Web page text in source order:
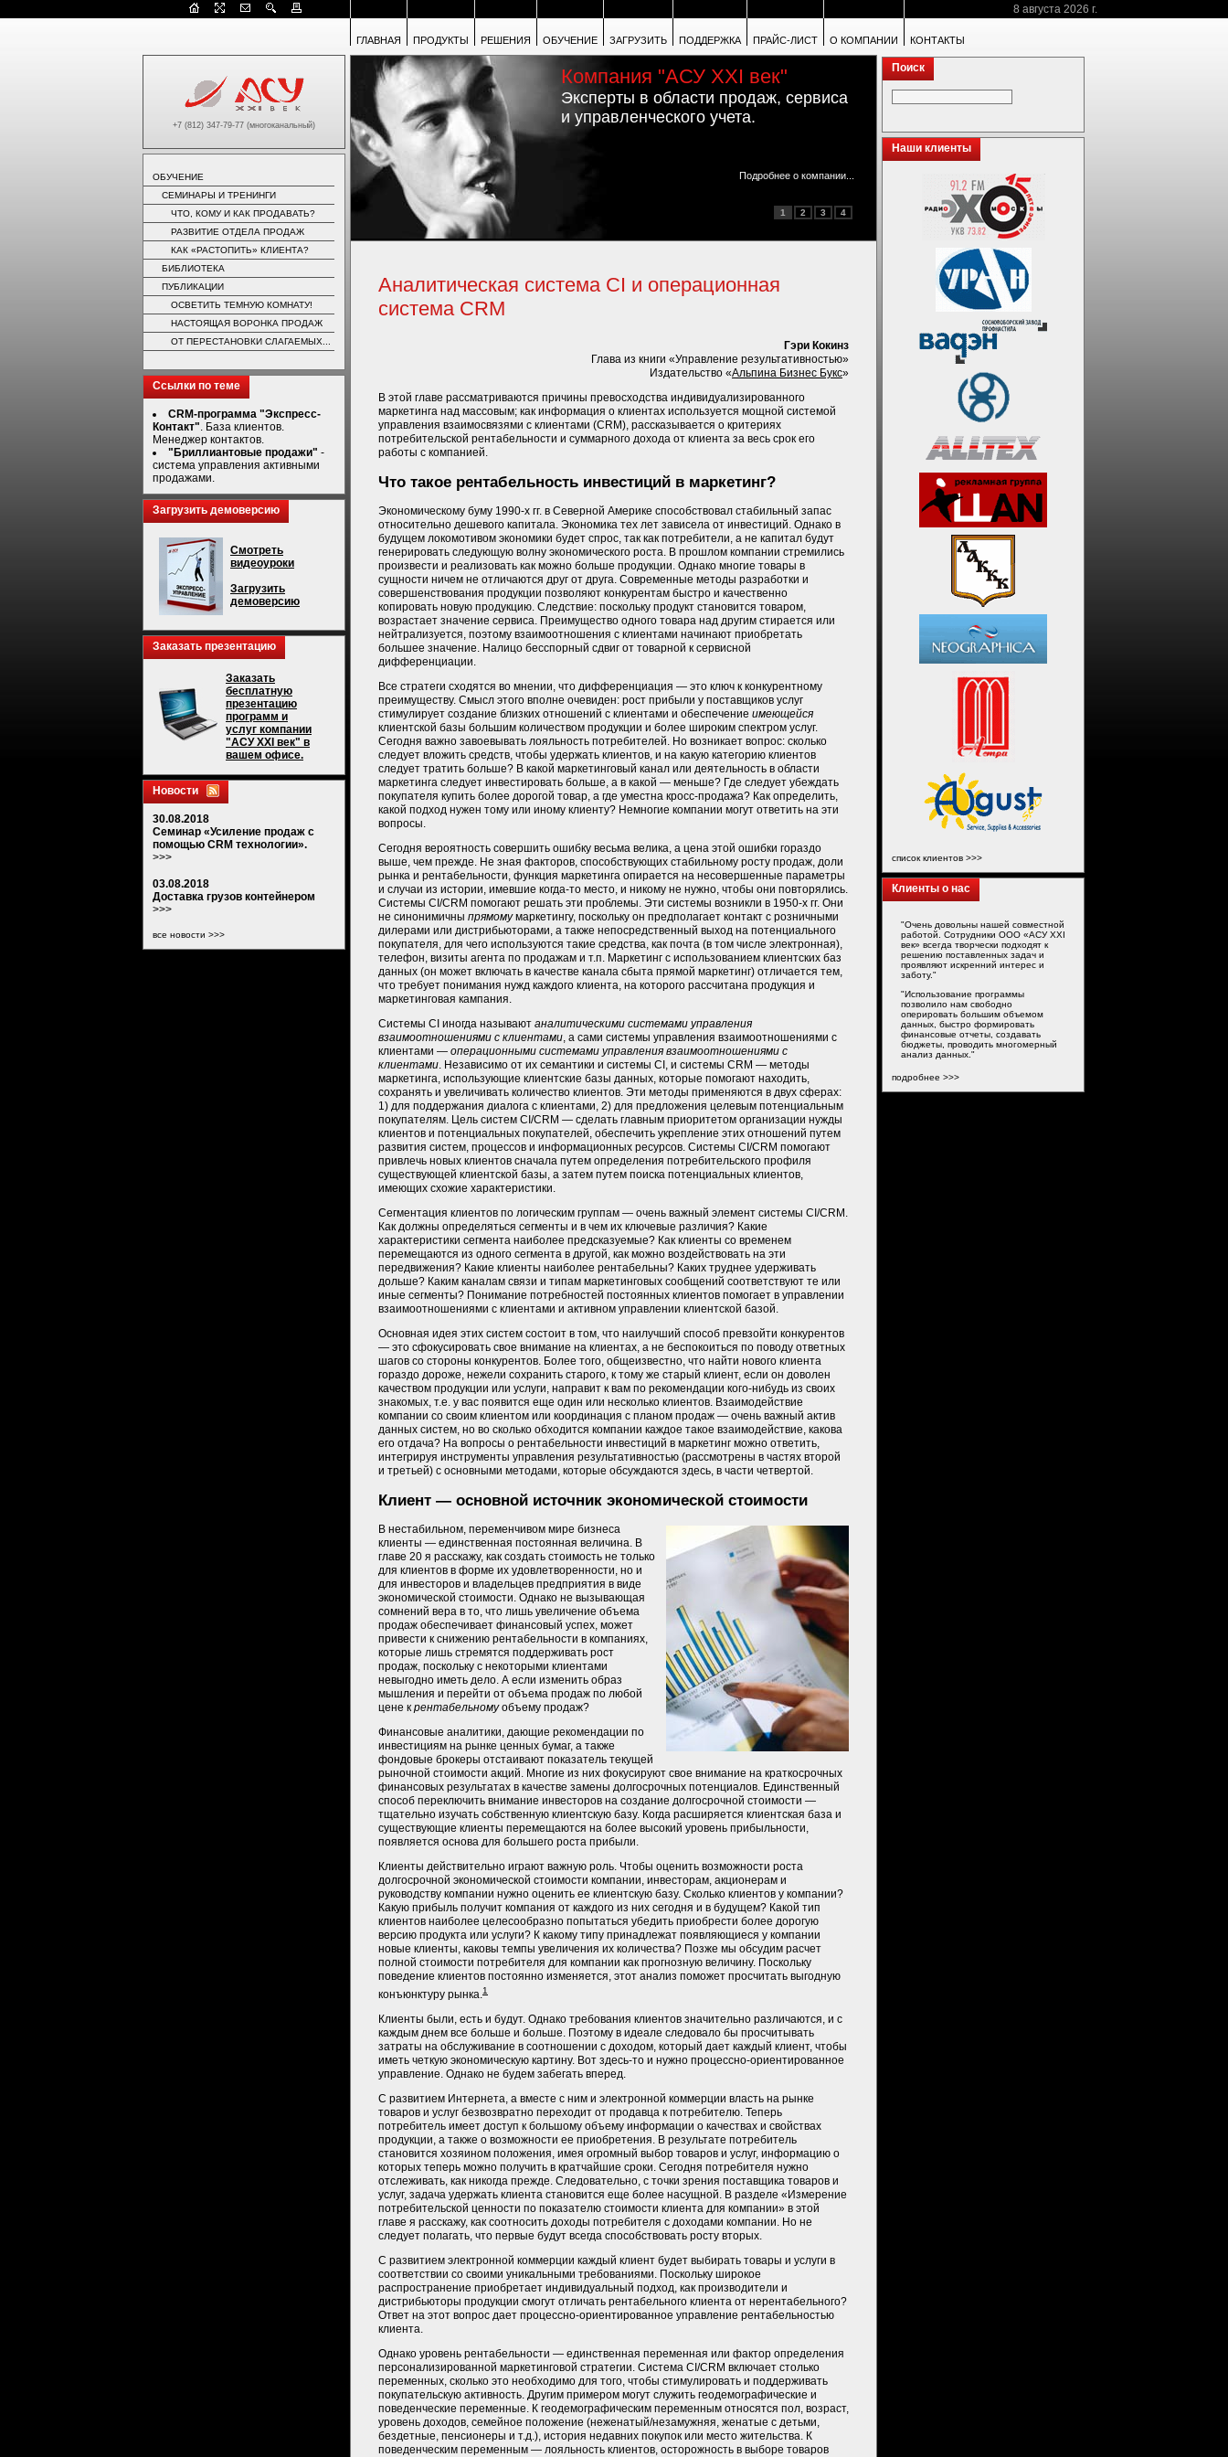
8 августа 2026 г.
ГЛАВНАЯ ПРОДУКТЫ РЕШЕНИЯ ОБУЧЕНИЕ ЗАГРУЗИТЬ ПОДДЕРЖКА ПРАЙС-ЛИСТ О КОМПАНИИ КОНТАКТЫ
+7 (812) 347-79-77 (многоканальный)
ОБУЧЕНИЕ
СЕМИНАРЫ И ТРЕНИНГИ
ЧТО, КОМУ И КАК ПРОДАВАТЬ?
РАЗВИТИЕ ОТДЕЛА ПРОДАЖ
КАК «РАСТОПИТЬ» КЛИЕНТА?
БИБЛИОТЕКА
ПУБЛИКАЦИИ
ОСВЕТИТЬ ТЕМНУЮ КОМНАТУ!
НАСТОЯЩАЯ ВОРОНКА ПРОДАЖ
ОТ ПЕРЕСТАНОВКИ СЛАГАЕМЫХ...
Ссылки по теме
CRM-программа "Экспресс-
Контакт". База клиентов.
Менеджер контактов.
"Бриллиантовые продажи" -
система управления активными
продажами.
Загрузить демоверсию
Смотреть
видеоуроки
Загрузить
демоверсию
Заказать презентацию
Заказать
бесплатную
презентацию
программ и
услуг компании
"АСУ XXI век" в
вашем офисе.
Новости
30.08.2018
Семинар «Усиление продаж с
помощью CRM технологии».
>>>
03.08.2018
Доставка грузов контейнером
>>>
все новости >>>
Компания "АСУ XXI век"
Эксперты в области продаж, сервиса
и управленческого учета.
Подробнее о компании...
1 2 3 4
Аналитическая система CI и операционная
система CRM
Гэри Кокинз
Глава из книги «Управление результативностью»
Издательство «Альпина Бизнес Букс»
В этой главе рассматриваются причины превосходства индивидуализированного
маркетинга над массовым; как информация о клиентах используется мощной системой
управления взаимосвязями с клиентами (CRM), рассказывается о критериях
потребительской рентабельности и суммарного дохода от клиента за весь срок его
работы с компанией.
Что такое рентабельность инвестиций в маркетинг?
Экономическому буму 1990-х гг. в Северной Америке способствовал стабильный запас
относительно дешевого капитала. Экономика тех лет зависела от инвестиций. Однако в
будущем локомотивом экономики будет спрос, так как потребители, а не капитал будут
генерировать следующую волну экономического роста. В прошлом компании стремились
произвести и реализовать как можно больше продукции. Однако многие товары в
сущности ничем не отличаются друг от друга. Современные методы разработки и
совершенствования продукции позволяют конкурентам быстро и качественно
копировать новую продукцию. Следствие: поскольку продукт становится товаром,
возрастает значение сервиса. Преимущество одного товара над другим стирается или
нейтрализуется, поэтому взаимоотношения с клиентами начинают приобретать
большее значение. Налицо бесспорный сдвиг от товарной к сервисной
дифференциации.
Все стратеги сходятся во мнении, что дифференциация — это ключ к конкурентному
преимуществу. Смысл этого вполне очевиден: рост прибыли у поставщиков услуг
стимулирует создание близких отношений с клиентами и обеспечение имеющейся
клиентской базы большим количеством продукции и более широким спектром услуг.
Сегодня важно завоевывать лояльность потребителей. Но возникает вопрос: сколько
следует вложить средств, чтобы удержать клиентов, и на какую категорию клиентов
следует тратить больше? В какой маркетинговый канал или деятельность в области
маркетинга следует инвестировать больше, а в какой — меньше? Где следует убеждать
покупателя купить более дорогой товар, а где уместна кросс-продажа? Как определить,
какой подход нужен тому или иному клиенту? Немногие компании могут ответить на эти
вопросы.
Сегодня вероятность совершить ошибку весьма велика, а цена этой ошибки гораздо
выше, чем прежде. Не зная факторов, способствующих стабильному росту продаж, доли
рынка и рентабельности, функция маркетинга опирается на несовершенные параметры
и случаи из истории, имевшие когда-то место, и никому не нужно, чтобы они повторялись.
Системы CI/CRM помогают решать эти проблемы. Эти системы возникли в 1950-х гг. Они
не синонимичны прямомумаркетингу, поскольку он предполагает контакт с розничными
дилерами или дистрибьюторами, а также непосредственный выход на потенциального
покупателя, для чего используются такие средства, как почта (в том числе электронная),
телефон, визиты агента по продажам и т.п. Маркетинг с использованием клиентских баз
данных (он может включать в качестве канала сбыта прямой маркетинг) отличается тем,
что требует понимания нужд каждого клиента, на которого рассчитана продукция и
маркетинговая кампания.
Системы CI иногда называют аналитическими системами управления
взаимоотношениями с клиентами , а сами системы управления взаимоотношениями с
клиентами — операционными системами управления взаимоотношениями с
клиентами . Независимо от их семантики и системы CI, и системы CRM — методы
маркетинга, использующие клиентские базы данных, которые помогают находить,
сохранять и увеличивать количество клиентов. Эти методы применяются в двух сферах:
1) для поддержания диалога с клиентами, 2) для предложения целевым потенциальным
покупателям. Цель систем CI/CRM — сделать главным приоритетом организации нужды
клиентов и потенциальных покупателей, обеспечить укрепление этих отношений путем
развития систем, процессов и информационных ресурсов. Системы CI/CRM помогают
привлечь новых клиентов сначала путем определения потребительского профиля
существующей клиентской базы, а затем путем поиска потенциальных клиентов,
имеющих схожие характеристики.
Сегментация клиентов по логическим группам — очень важный элемент системы CI/CRM.
Как должны определяться сегменты и в чем их ключевые различия? Какие
характеристики сегмента наиболее предсказуемые? Как клиенты со временем
перемещаются из одного сегмента в другой, как можно воздействовать на эти
передвижения? Какие клиенты наиболее рентабельны? Каких труднее удерживать
дольше? Каким каналам связи и типам маркетинговых сообщений соответствуют те или
иные сегменты? Понимание потребностей постоянных клиентов помогает в управлении
взаимоотношениями с клиентами и активном управлении клиентской базой.
Основная идея этих систем состоит в том, что наилучший способ превзойти конкурентов
— это сфокусировать свое внимание на клиентах, а не беспокоиться по поводу ответных
шагов со стороны конкурентов. Более того, общеизвестно, что найти нового клиента
гораздо дороже, нежели сохранить старого, к тому же старый клиент, если он доволен
качеством продукции или услуги, направит к вам по рекомендации кого-нибудь из своих
знакомых, т.е. у вас появится еще один или несколько клиентов. Взаимодействие
компании со своим клиентом или координация с планом продаж — очень важный актив
данных систем, но во сколько обходится компании каждое такое взаимодействие, какова
его отдача? На вопросы о рентабельности инвестиций в маркетинг можно ответить,
интегрируя инструменты управления результативностью (рассмотрены в частях второй
и третьей) с основными методами, которые обсуждаются здесь, в части четвертой.
Клиент — основной источник экономической стоимости
В нестабильном, переменчивом мире бизнеса
клиенты — единственная постоянная величина. В
главе 20 я расскажу, как создать стоимость не только
для клиентов в форме их удовлетворенности, но и
для инвесторов и владельцев предприятия в виде
экономической стоимости. Однако не вызывающая
сомнений вера в то, что лишь увеличение объема
продаж обеспечивает финансовый успех, может
привести к снижению рентабельности в компаниях,
которые лишь стремятся поддерживать рост
продаж, поскольку с некоторыми клиентами
невыгодно иметь дело. А если изменить образ
мышления и перейти от объема продаж по любой
цене к рентабельномуобъему продаж?
Финансовые аналитики, дающие рекомендации по
инвестициям на рынке ценных бумаг, а также
фондовые брокеры отстаивают показатель текущей
рыночной стоимости акций. Многие из них фокусируют свое внимание на краткосрочных
финансовых результатах в качестве замены долгосрочных потенциалов. Единственный
способ переключить внимание инвесторов на создание долгосрочной стоимости —
тщательно изучать собственную клиентскую базу. Когда расширяется клиентская база и
существующие клиенты перемещаются на более высокий уровень прибыльности,
появляется основа для большего роста прибыли.
Клиенты действительно играют важную роль. Чтобы оценить возможности роста
долгосрочной экономической стоимости компании, инвесторам, акционерам и
руководству компании нужно оценить ее клиентскую базу. Сколько клиентов у компании?
Какую прибыль получит компания от каждого из них сегодня и в будущем? Какой тип
клиентов наиболее целесообразно попытаться убедить приобрести более дорогую
версию продукта или услуги? К какому типу принадлежат появляющиеся у компании
новые клиенты, каковы темпы увеличения их количества? Позже мы обсудим расчет
полной стоимости потребителя для компании как прогнозную величину. Поскольку
поведение клиентов постоянно изменяется, этот анализ поможет просчитать выгодную
конъюнктуру рынка. 1
Клиенты были, есть и будут. Однако требования клиентов значительно различаются, и с
каждым днем все больше и больше. Поэтому в идеале следовало бы просчитывать
затраты на обслуживание в соотношении с доходом, который дает каждый клиент, чтобы
иметь четкую экономическую картину. Вот здесь-то и нужно процессно-ориентированное
управление. Однако не будем забегать вперед.
С развитием Интернета, а вместе с ним и электронной коммерции власть на рынке
товаров и услуг безвозвратно переходит от продавца к потребителю. Теперь
потребитель имеет доступ к большому объему информации о качествах и свойствах
продукции, а также о возможности ее приобретения. В результате потребитель
становится хозяином положения, имея огромный выбор товаров и услуг, информацию о
которых теперь можно получить в кратчайшие сроки. Сегодня потребителя нужно
отслеживать, как никогда прежде. Следовательно, с точки зрения поставщика товаров и
услуг, задача удержать клиента становится еще более насущной. В разделе «Измерение
потребительской ценности по показателю стоимости клиента для компании» в этой
главе я расскажу, как соотносить доходы потребителя с доходами компании. Но не
следует полагать, что первые будут всегда способствовать росту вторых.
С развитием электронной коммерции каждый клиент будет выбирать товары и услуги в
соответствии со своими уникальными требованиями. Поскольку широкое
распространение приобретает индивидуальный подход, как производители и
дистрибьюторы продукции смогут отличать рентабельного клиента от нерентабельного?
Ответ на этот вопрос дает процессно-ориентированное управление рентабельностью
клиента.
Однако уровень рентабельности — единственная переменная или фактор определения
персонализированной маркетинговой стратегии. Система CI/CRM включает столько
переменных, сколько это необходимо для того, чтобы стимулировать и поддерживать
покупательскую активность. Другим примером могут служить геодемографические и
поведенческие переменные. К геодемографическим переменным относятся пол, возраст,
уровень доходов, семейное положение (неженатый/незамужняя, женатые с детьми,
бездетные, пенсионеры и т.д.), история недавних покупок или место жительства. К
поведенческим переменным — лояльность клиентов, осторожность в выборе товаров
Поиск
Наши клиенты
список клиентов >>>
Клиенты о нас
"Очень довольны нашей совместной
работой. Сотрудники ООО «АСУ XXI
век» всегда творчески подходят к
решению поставленных задач и
проявляют искренний интерес и
заботу."
"Использование программы
позволило нам свободно
оперировать большим объемом
данных, быстро формировать
финансовые отчеты, создавать
бюджеты, проводить многомерный
анализ данных."
подробнее >>>